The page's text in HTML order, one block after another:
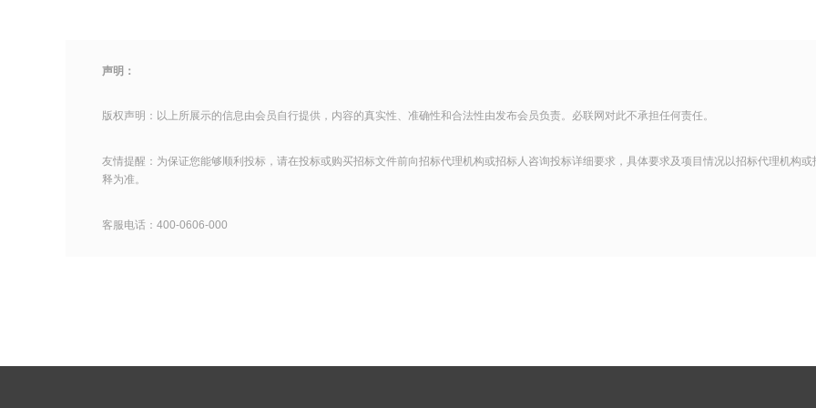
声明：
版权声明：以上所展示的信息由会员自行提供，内容的真实性、准确性和合法性由发布会员负责。必联网对此不承担任何责任。
友情提醒：为保证您能够顺利投标，请在投标或购买招标文件前向招标代理机构或招标人咨询投标详细要求，具体要求及项目情况以招标代理机构或
释为准。
客服电话：400-0606-000